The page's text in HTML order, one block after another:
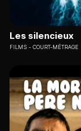
Les silencieux
FILMS COURT-MÉTRAGE